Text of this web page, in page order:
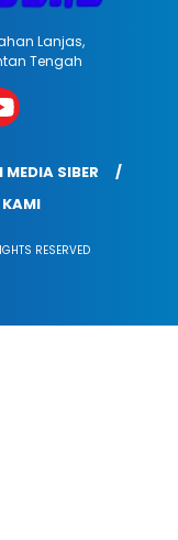
Lanjas,
Tengah
MEDIA SIBER
RESERVED